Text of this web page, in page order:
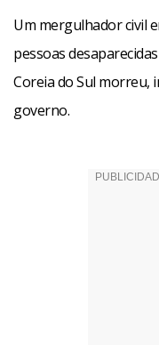
Um mergulhador civil
pessoas
Coreia do Sul
governo.